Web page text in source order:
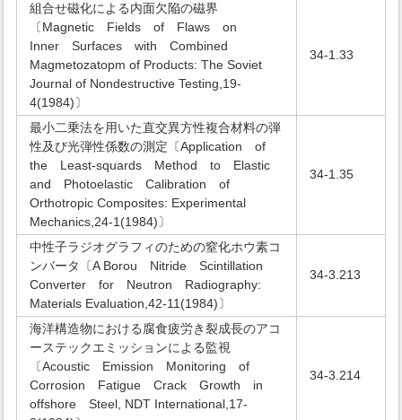
組合せ磁化による内面欠陥の磁界
〔Magnetic Fields of Flaws on
Inner Surfaces with Combined
Magmetozatopm of Products: The Soviet
Journal of Nondestructive Testing,19-
4(1984)〕
34-1.33
最小二乗法を用いた直交異方性複合材料の弾
性及び光弾性係数の測定〔Application of
the Least-squards Method to Elastic
and Photoelastic Calibration of
Orthotropic Composites: Experimental
Mechanics,24-1(1984)〕
34-1.35
中性子ラジオグラフィのための窒化ホウ素コ
ンバータ〔A Borou Nitride Scintillation
Converter for Neutron Radiography:
Materials Evaluation,42-11(1984)〕
34-3.213
海洋構造物における腐食疲労き裂成長のアコ
ーステックエミッションによる監視
〔Acoustic Emission Monitoring of
Corrosion Fatigue Crack Growth in
offshore Steel, NDT International,17-
34-3.214